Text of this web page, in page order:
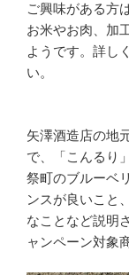
ご興味がある方
お米やお肉、加
ようです。詳し
い。
矢澤酒造店の地
で、「こんるり
祭町のブルーベ
ンスが良いこと
なことなど説明
ャンペーン対象